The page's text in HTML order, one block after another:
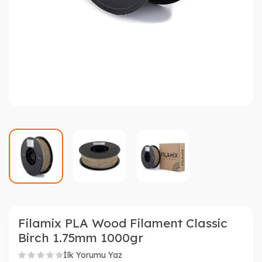
Filamix PLA Wood Filament Classic
Birch 1.75mm 1000gr
İlk Yorumu Yaz